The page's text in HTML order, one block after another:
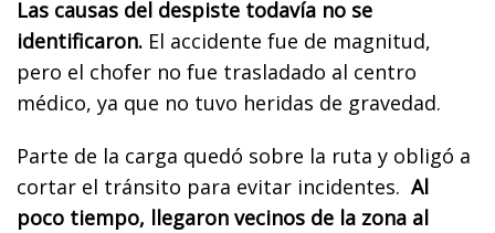
Las causas del despiste todavía no se
identificaron. El accidente fue de magnitud,
pero el chofer no fue trasladado al centro
médico, ya que no tuvo heridas de gravedad.
Parte de la carga quedó sobre la ruta y obligó a
cortar el tránsito para evitar incidentes. Al
poco tiempo, llegaron vecinos de la zona al